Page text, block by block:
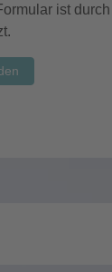
ist durch